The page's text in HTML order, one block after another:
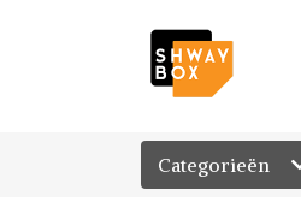
Categorieën